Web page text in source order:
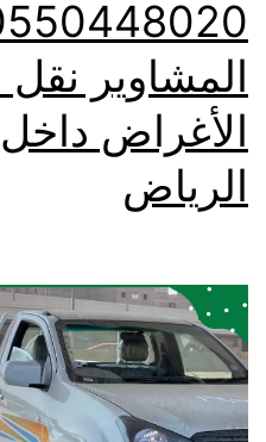
المشاوير نقل
الأغراض
الرياض